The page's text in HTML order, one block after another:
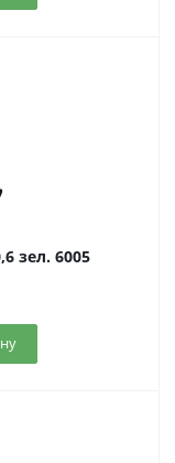
зел. 6005